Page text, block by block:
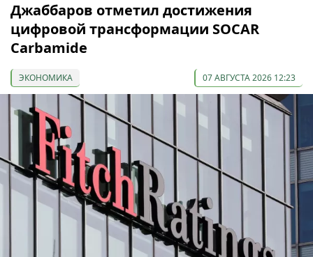
Джаббаров отметил достижения
цифровой трансформации SOCAR
Carbamide
ЭКОНОМИКА 07 АВГУСТА 2026 12:23